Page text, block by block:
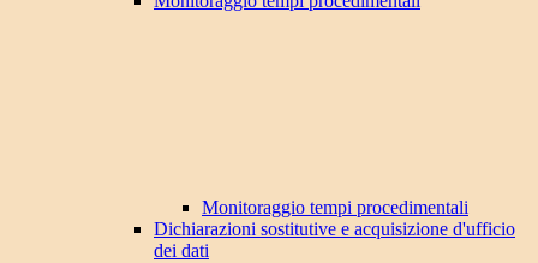
Monitoraggio tempi procedimentali
Dichiarazioni sostitutive e acquisizione d'ufficio
dei dati